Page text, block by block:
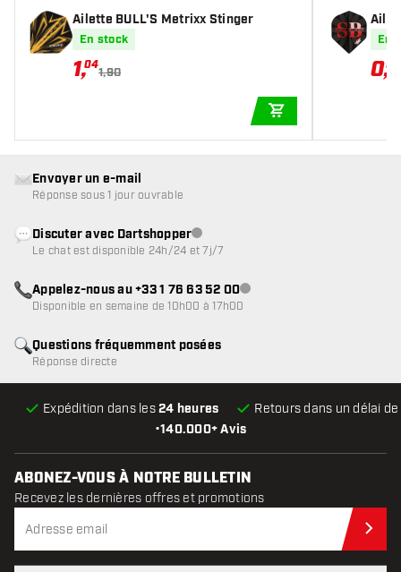
Ailette BULL'S Metrixx Stinger
En stock
1,04
1,90
En
0,99
•140.000+ Avis
Expédition dans les24 heures Retours dans un délai de
Questions fréquemment posées
Réponse directe
Envoyer un e-mail
Réponse sous 1 jour ouvrable
Discuter avec DartshopperService client indisponible
Le chat est disponible 24h/24 et 7j/7
Appelez-nous au +33 1 76 63 52 00Service client indisponible
Disponible en semaine de 10h00 à 17h00
ABONEZ-VOUS À NOTRE BULLETIN
Recevez les dernières offres et promotions